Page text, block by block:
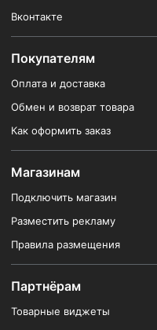
Вконтакте
Покупателям
Оплата и доставка
Обмен и возврат товара
Как оформить заказ
Магазинам
Подключить магазин
Разместить рекламу
Правила размещения
Партнёрам
Товарные виджеты